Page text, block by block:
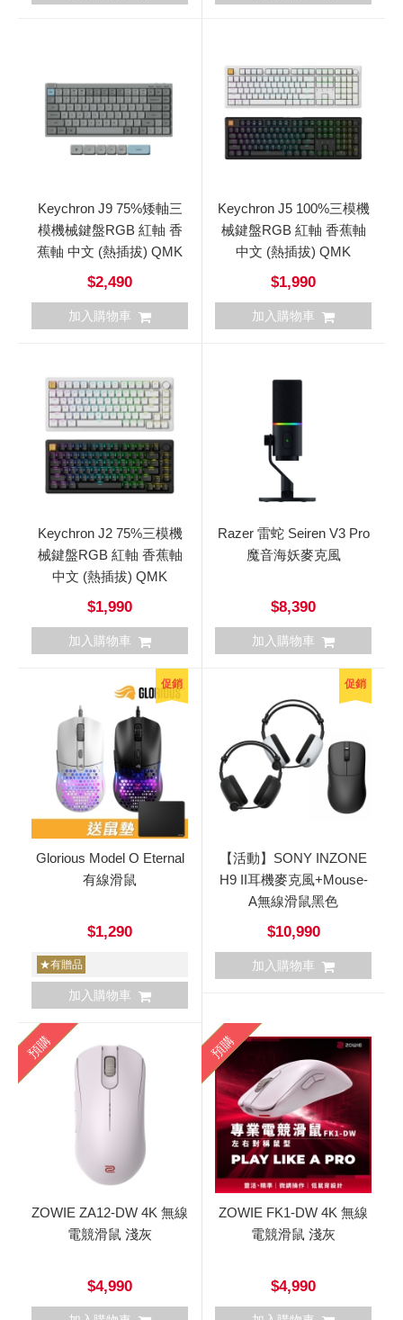
Keychron J9 75%矮軸三
模機械鍵盤RGB 紅軸 香
蕉軸 中文 (熱插拔) QMK
$2,490
加入購物車
Keychron J5 100%三模機
械鍵盤RGB 紅軸 香蕉軸
中文 (熱插拔) QMK
$1,990
加入購物車
Keychron J2 75%三模機
械鍵盤RGB 紅軸 香蕉軸
中文 (熱插拔) QMK
$1,990
加入購物車
Razer 雷蛇 Seiren V3 Pro
魔音海妖麥克風
$8,390
加入購物車
促銷
Glorious Model O Eternal
有線滑鼠
$1,290
★有贈品
加入購物車
促銷
【活動】SONY INZONE
H9 II耳機麥克風+Mouse-
A無線滑鼠黑色
$10,990
加入購物車
預購
ZOWIE ZA12-DW 4K 無線
電競滑鼠 淺灰
$4,990
預購
ZOWIE FK1-DW 4K 無線
電競滑鼠 淺灰
$4,990